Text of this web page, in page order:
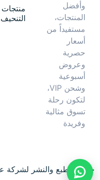
وأفضل
المنتجات،
مستفيداً من
أسعار
حصرية
وعروض
أسبوعية
وشحن VIP،
لتكون رحلة
تسوق مثالية
وفريدة
منتجات
التنحيف